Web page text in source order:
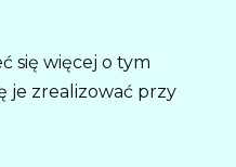
się więcej o tym
je zrealizować przy